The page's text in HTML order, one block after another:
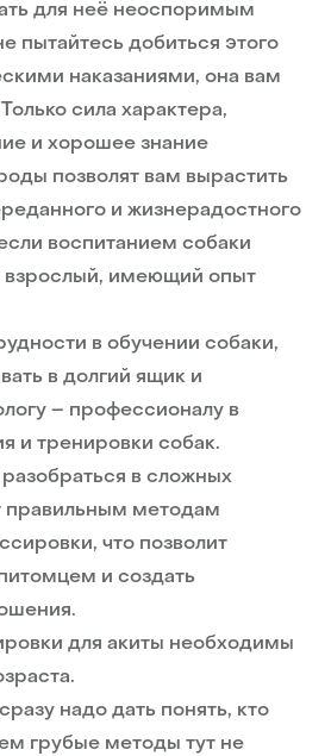
для неё неоспоримым
пытайтесь добиться этого
наказаниями, она вам
сила характера,
и хорошее знание
позволят вам вырастить
и жизнерадостного
воспитанием собаки
взрослый, имеющий опыт
в обучении собаки,
в долгий ящик и
– профессионалу в
и тренировки собак.
в сложных
правильным методам
что позволит
и создать
для акиты необходимы
надо дать понять, кто
грубые методы тут не